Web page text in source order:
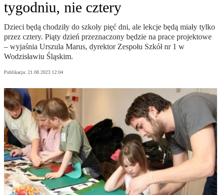
tygodniu, nie cztery
Dzieci będą chodziły do szkoły pięć dni, ale lekcje będą miały tylko
przez cztery. Piąty dzień przeznaczony będzie na prace projektowe
– wyjaśnia Urszula Marus, dyrektor Zespołu Szkół nr 1 w
Wodzisławiu Śląskim.
Publikacja: 21.08.2023 12:04